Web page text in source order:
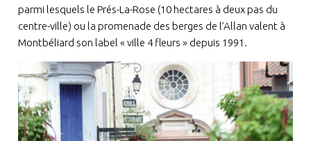
parmi lesquels le Prés-La-Rose (10 hectares à deux pas du
centre-ville) ou la promenade des berges de l’Allan valent à
Montbéliard son label « ville 4 fleurs » depuis 1991.